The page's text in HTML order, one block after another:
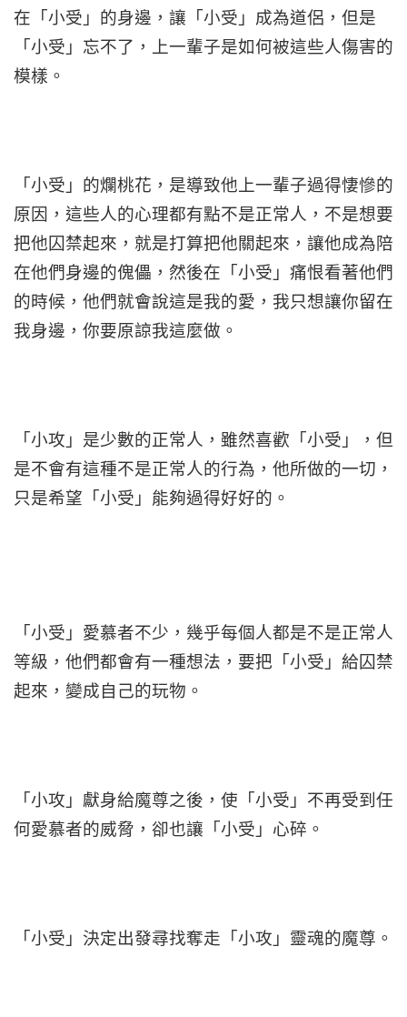
在「小受」的身邊，讓「小受」成為道侶，但是
「小受」忘不了，上一輩子是如何被這些人傷害的
模樣。
「小受」的爛桃花，是導致他上一輩子過得悽慘的
原因，這些人的心理都有點不是正常人，不是想要
把他囚禁起來，就是打算把他關起來，讓他成為陪
在他們身邊的傀儡，然後在「小受」痛恨看著他們
的時候，他們就會說這是我的愛，我只想讓你留在
我身邊，你要原諒我這麼做。
「小攻」是少數的正常人，雖然喜歡「小受」，但
是不會有這種不是正常人的行為，他所做的一切，
只是希望「小受」能夠過得好好的。
「小受」愛慕者不少，幾乎每個人都是不是正常人
等級，他們都會有一種想法，要把「小受」給囚禁
起來，變成自己的玩物。
「小攻」獻身給魔尊之後，使「小受」不再受到任
何愛慕者的威脅，卻也讓「小受」心碎。
「小受」決定出發尋找奪走「小攻」靈魂的魔尊。